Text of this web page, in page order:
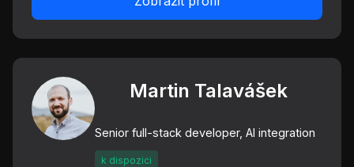
Martin Talavášek
Senior full-stack developer, AI integration
k dispozici